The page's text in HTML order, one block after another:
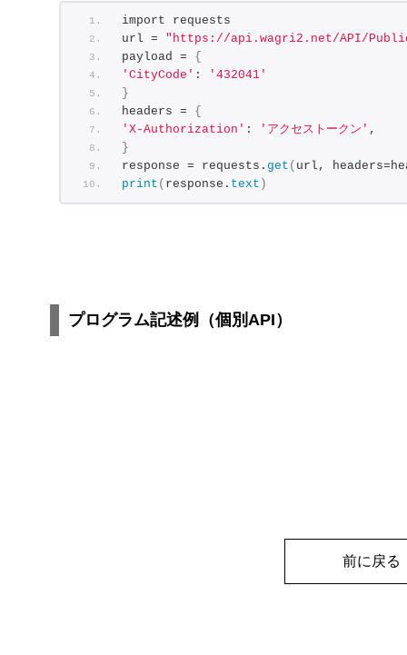
import requests
url = "https://api.wagri2.net/API/
payload = {
'CityCode' :
'432041'
}
headers = {
'X-Authorization' : 'アクセストークン' ,
}
response = requests. get ( url,
print ( response. text )
プログラム記述例（個別API）
前に戻る